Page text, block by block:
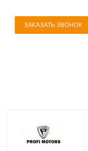
ЗАКАЗАТЬ ЗВОНОК